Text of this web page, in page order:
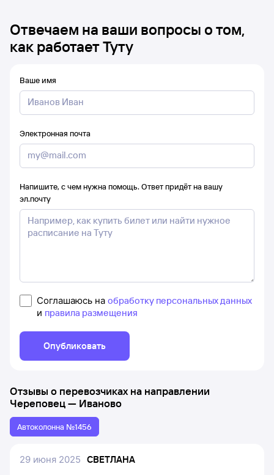
Отвечаем на ваши вопросы о том,
как работает Туту
Ваше имя
Электронная почта
Напишите, с чем нужна помощь. Ответ придёт на вашу
эл.почту
Соглашаюсь на обработку персональных данных
и правила размещения
Опубликовать
Отзывы о перевозчиках на направлении
Череповец— Иваново
Автоколонна №1456
29 июня 2025 СВЕТЛАНА